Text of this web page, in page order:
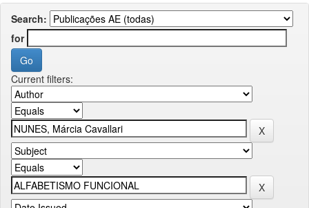
Search:
for
Current filters: